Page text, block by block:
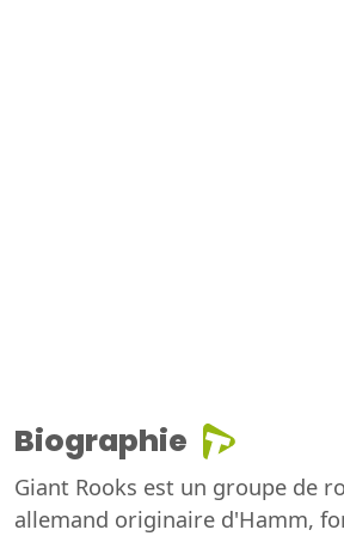
Biographie
Giant Rooks est un groupe de
allemand originaire d'Hamm,